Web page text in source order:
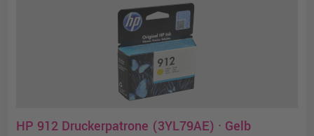
HP 912 Druckerpatrone (3YL79AE) · Gelb